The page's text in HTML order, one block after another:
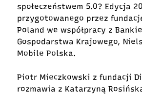
społeczeństwem 5.0? Edycja
przygotowanego przez
Poland we współpracy z
Gospodarstwa Krajowego,
Mobile Polska.
Piotr Mieczkowski z fundacji
rozmawia z Katarzyną